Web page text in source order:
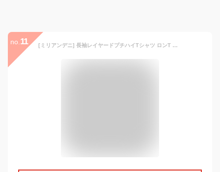
no. 11 [ミリアンデニ] 長袖レイヤードプチハイTシャツ ロンT レイヤードT プチハイネック 綿１００％ ゆったり tシャツ カットソー レディース オフホワイト M